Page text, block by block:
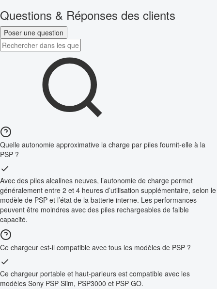
Questions & Réponses des clients
Poser une question
Quelle autonomie approximative la charge par piles fournit-elle à la
PSP ?
Avec des piles alcalines neuves, l’autonomie de charge permet
généralement entre 2 et 4 heures d’utilisation supplémentaire, selon le
modèle de PSP et l’état de la batterie interne. Les performances
peuvent être moindres avec des piles rechargeables de faible
capacité.
Ce chargeur est-il compatible avec tous les modèles de PSP ?
Ce chargeur portable et haut-parleurs est compatible avec les
modèles Sony PSP Slim, PSP3000 et PSP GO.